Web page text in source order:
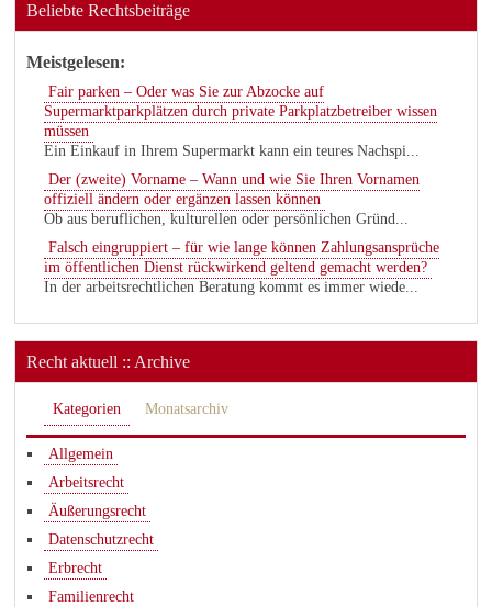
Beliebte Rechtsbeiträge
Meistgelesen:
Fair parken – Oder was Sie zur Abzocke auf
Supermarktparkplätzen durch private Parkplatzbetreiber wissen
müssen
Ein Einkauf in Ihrem Supermarkt kann ein teures Nachspi...
Der (zweite) Vorname – Wann und wie Sie Ihren Vornamen
offiziell ändern oder ergänzen lassen können
Ob aus beruflichen, kulturellen oder persönlichen Gründ...
Falsch eingruppiert – für wie lange können Zahlungsansprüche
im öffentlichen Dienst rückwirkend geltend gemacht werden?
In der arbeitsrechtlichen Beratung kommt es immer wiede...
Recht aktuell :: Archive
Kategorien Monatsarchiv
Allgemein
Arbeitsrecht
Äußerungsrecht
Datenschutzrecht
Erbrecht
Familienrecht